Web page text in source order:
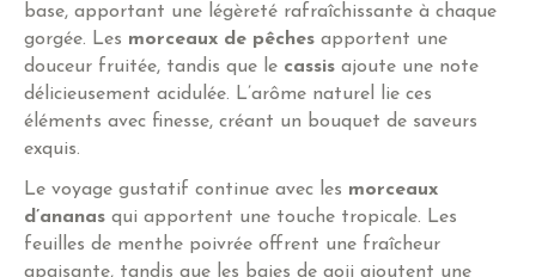
base, apportant une légèreté rafraîchissante à chaque
gorgée. Les morceaux de pêches apportent une
douceur fruitée, tandis que le cassis ajoute une note
délicieusement acidulée. L’arôme naturel lie ces
éléments avec finesse, créant un bouquet de saveurs
exquis.
Le voyage gustatif continue avec les morceaux
d’ananas qui apportent une touche tropicale. Les
feuilles de menthe poivrée offrent une fraîcheur
apaisante, tandis que les baies de goji ajoutent une